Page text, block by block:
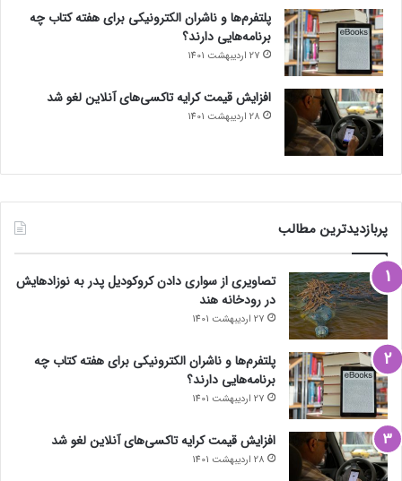
پلتفرم‌ها و ناشران الکترونیکی برای هفته کتاب چه
برنامه‌هایی دارند؟
27 اردیبهشت 1401
افزایش قیمت کرایه تاکسی‌های آنلاین لغو شد
28 اردیبهشت 1401
پربازدیدترین مطالب
تصاویری از سواری دادن کروکودیل پدر به نوزادهایش
در رودخانه هند
27 اردیبهشت 1401
پلتفرم‌ها و ناشران الکترونیکی برای هفته کتاب چه
برنامه‌هایی دارند؟
27 اردیبهشت 1401
افزایش قیمت کرایه تاکسی‌های آنلاین لغو شد
28 اردیبهشت 1401